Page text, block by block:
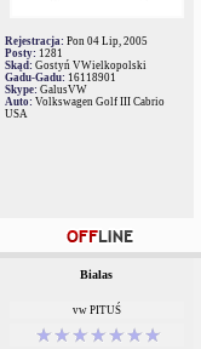
Rejestracja: Pon 04 Lip, 2005
Posty: 1281
Skąd: Gostyń VWielkopolski
Gadu-Gadu: 16118901
Skype: GalusVW
Auto: Volkswagen Golf III Cabrio
USA
Bialas
vw PITUŚ